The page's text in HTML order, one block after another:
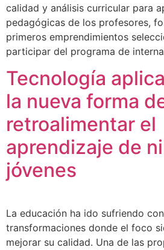
calidad y análisis curricular para
pedagógicas de los profesores,
primeros emprendimientos
participar del programa de
Tecnología
la nueva forma
retroalimentar el
aprendizaje de
jóvenes
La educación ha ido sufriendo
transformaciones donde el foco
mejorar su calidad. Una de las